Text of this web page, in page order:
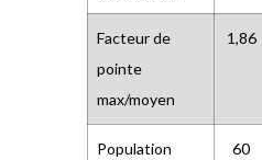
Facteur de
pointe
max/moyen
1,86
Population
60